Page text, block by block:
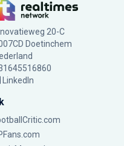
20-C
Doetinchem
LinkedIn